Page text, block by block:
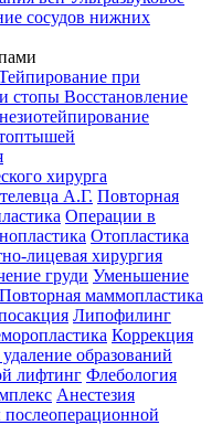
сосудов нижних
при
стопы Восстановление
хирурга
А.Г. Повторная
Операции в
Отопластика
лицевая хирургия
груди Уменьшение
Повторная маммопластика
Липофилинг
Коррекция
образований
лифтинг Флебология
Анестезия